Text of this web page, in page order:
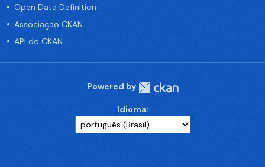
Open Data Definition
Associação CKAN
API do CKAN
Powered by
Idioma